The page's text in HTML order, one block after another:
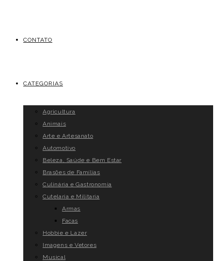
CONTATO
CATEGORIAS
Agricultura
Animais
Arte e Artesanato
Automotivo
Beleza, Saúde e Bem Estar
Brasões de Famílias
Culinária e Gastronomia
Cutelaria e Militaria
Armas
Facas
Hobbie e Lazer
Imagens e Vetores
Musical